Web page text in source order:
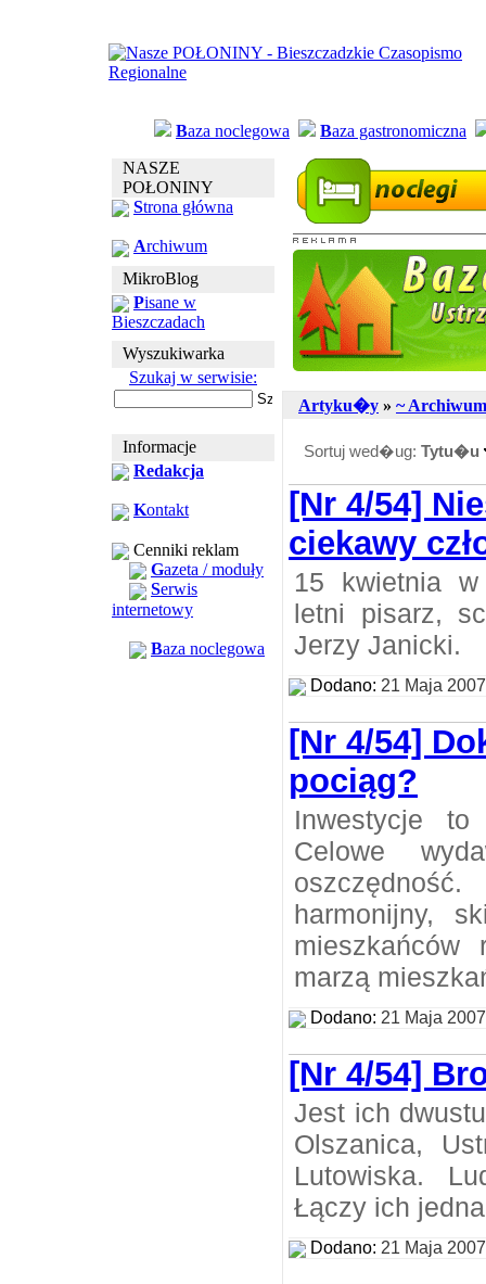
Baza noclegowa Baza gastronomiczna
NASZE
POŁONINY
Strona główna
Archiwum
MikroBlog
Pisane w
Bieszczadach
Wyszukiwarka
Szukaj w serwisie:
Informacje
Redakcja
Kontakt
Cenniki reklam
Gazeta / moduły
Serwis
internetowy
Baza noclegowa
Artyku�y » ~ Archiwum
Sortuj wed�ug: Tytu�u
[Nr 4/54]
ciekawy
15 kwietnia w
letni pisarz,
Jerzy Janicki.
Dodano: 21 Maja 2007
[Nr 4/54]
pociąg?
Inwestycje to
Celowe
harmonijny,
marzą
Dodano: 21 Maja 2007
[Nr 4/54]
Jest ich
Olszanica,
Lutowiska.
Łączy ich
Dodano: 21 Maja 2007